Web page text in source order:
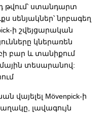
թվում՝ ստանդարտ
սենյակներ՝ նրբագեղ
ի շվեյցարական
կներառեն
բար և տանիքում
տեսարանով:
վայելել Mövenpick-ի
լավագույն